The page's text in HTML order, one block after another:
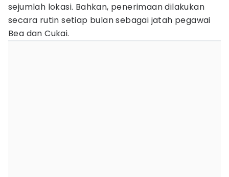
sejumlah lokasi. Bahkan, penerimaan dilakukan
secara rutin setiap bulan sebagai jatah pegawai
Bea dan Cukai.